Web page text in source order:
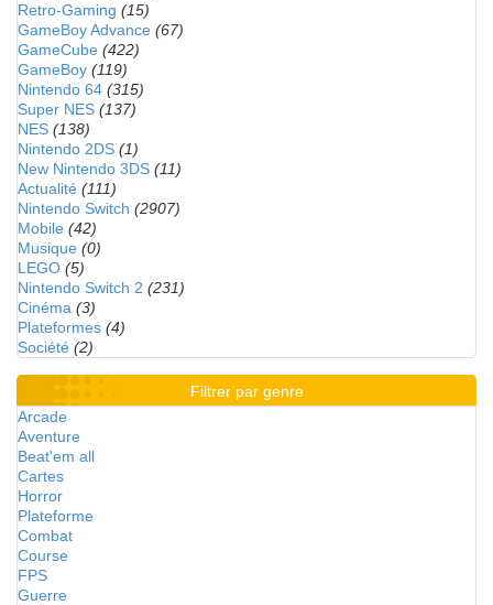
Retro-Gaming (15)
GameBoy Advance (67)
GameCube (422)
GameBoy (119)
Nintendo 64 (315)
Super NES (137)
NES (138)
Nintendo 2DS (1)
New Nintendo 3DS (11)
Actualité (111)
Nintendo Switch (2907)
Mobile (42)
Musique (0)
LEGO (5)
Nintendo Switch 2 (231)
Cinéma (3)
Plateformes (4)
Société (2)
Filtrer par genre
Arcade
Aventure
Beat'em all
Cartes
Horror
Plateforme
Combat
Course
FPS
Guerre